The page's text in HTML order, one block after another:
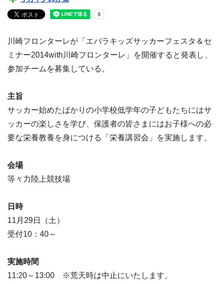
川崎フロンターレが「エバラキッズサッカーフェスタ＆セ
ミナー2014with川崎フロンターレ」を開催すると発表し、
参加チームを募集している。
主旨
サッカー始めたばかりの小学校低学年の子どもたちにはサ
ッカーの楽しさを学び、保護者の皆さまにはお子様への必
要な栄養教養を身につける「栄養講習会」を実施します。
会場
等々力陸上競技場
日時
11月29日（土）
受付10：40～
実施時間
11:20～13:00 ※荒天時は中止にいたします。